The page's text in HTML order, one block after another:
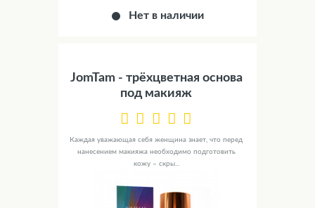
Нет в наличии
JomTam - трёхцветная основа
под макияж
Каждая уважающая себя женщина знает, что перед
нанесением макияжа необходимо подготовить
кожу – скры...